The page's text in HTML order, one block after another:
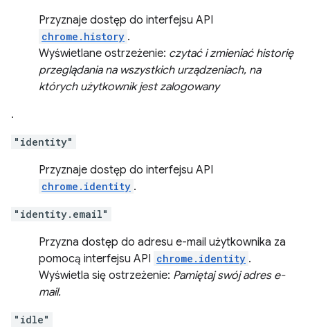
Przyznaje dostęp do interfejsu API
chrome.history .
Wyświetlane ostrzeżenie: czytać i zmieniać historię
przeglądania na wszystkich urządzeniach, na
których użytkownik jest zalogowany
.
"identity"
Przyznaje dostęp do interfejsu API
chrome.identity .
"identity.email"
Przyzna dostęp do adresu e-mail użytkownika za
pomocą interfejsu API chrome.identity .
Wyświetla się ostrzeżenie: Pamiętaj swój adres e-
mail.
"idle"